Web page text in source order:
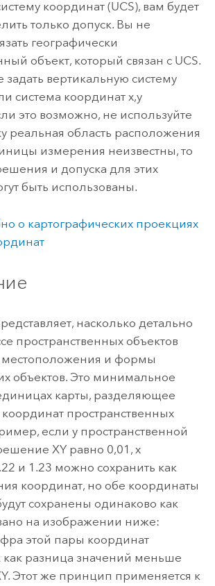
координат (UCS), вам будет
только допуск. Вы не
географически
объект, который связан с UCS.
вертикальную систему
система координат x,y
это возможно, не используйте
реальная область расположения
измерения неизвестны, то
и допуска для этих
быть использованы.
о картографических проекциях
насколько детально
пространственных объектов
местоположения и формы
объектов. Это минимальное
карты, разделяющее
пространственных
если у пространственной
XY равно 0,01, x
и 1.23 можно сохранить как
координат, но обе координаты
сохранены одинаково как
на изображении ниже:
этой пары координат
как разница значений меньше
Этот же принцип применяется к